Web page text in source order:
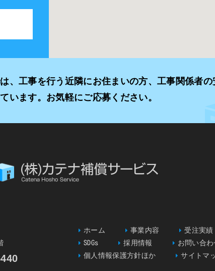
、工事を行う近隣にお住まいの方、工事関係者の
います。お気軽にご応募ください。
ホーム 事業内容 受注実績
SDGs
採用情報
お問い合わ
個人情報保護方針ほか
サイトマ